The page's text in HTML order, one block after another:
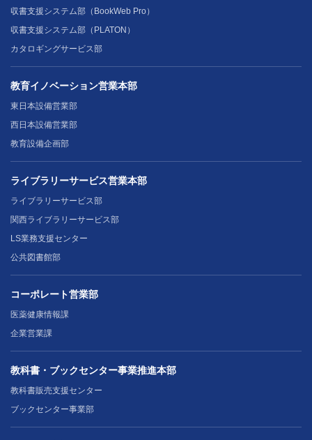
収書支援システム部（BookWeb Pro）
収書支援システム部（PLATON）
カタロギングサービス部
教育イノベーション営業本部
東日本設備営業部
西日本設備営業部
教育設備企画部
ライブラリーサービス営業本部
ライブラリーサービス部
関西ライブラリーサービス部
LS業務支援センター
公共図書館部
コーポレート営業部
医薬健康情報課
企業営業課
教科書・ブックセンター事業推進本部
教科書販売支援センター
ブックセンター事業部